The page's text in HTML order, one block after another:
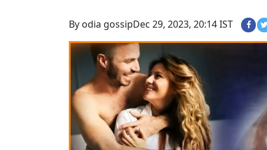
By odia gossipDec 29, 2023, 20:14 IST